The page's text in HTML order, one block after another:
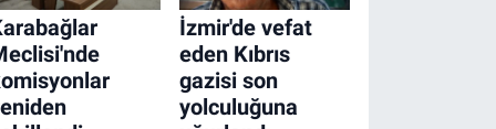
İzmir'de vefat
eden Kıbrıs
gazisi son
yolculuğuna